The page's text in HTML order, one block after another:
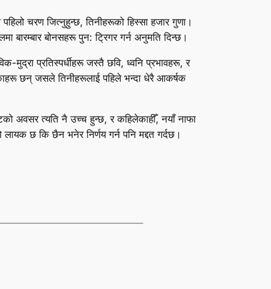
चरण जित्नुहुन्छ, तिनीहरूको हिस्सा हजार गुणा।
बारम्बार बोनसहरू पुन: ट्रिगर गर्न अनुमति दिन्छ।
मुद्रा प्रतिस्पर्धीहरू जस्तै छवि, ध्वनि प्रभावहरू, र
छन् जसले तिनीहरूलाई पहिले भन्दा धेरै आकर्षक
अवसर त्यति नै उच्च हुन्छ, र कहिलेकाहीँ, नयाँ नाफा
छ कि छैन भनेर निर्णय गर्न पनि मद्दत गर्दछ।